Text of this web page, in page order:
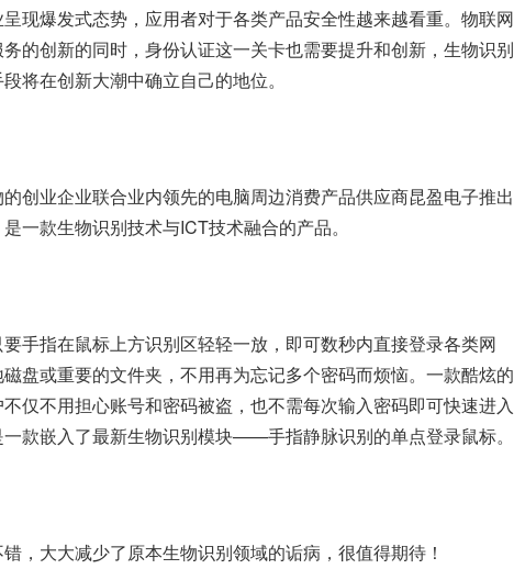
现爆发式态势，应用者对于各类产品安全性越来越看重。物联网
的创新的同时，身份认证这一关卡也需要提升和创新，生物识别
将在创新大潮中确立自己的地位。
创业企业联合业内领先的电脑周边消费产品供应商昆盈电子推出
一款生物识别技术与ICT技术融合的产品。
手指在鼠标上方识别区轻轻一放，即可数秒内直接登录各类网
盘或重要的文件夹，不用再为忘记多个密码而烦恼。一款酷炫的
仅不用担心账号和密码被盗，也不需每次输入密码即可快速进入
款嵌入了最新生物识别模块——手指静脉识别的单点登录鼠标。
，大大减少了原本生物识别领域的诟病，很值得期待！